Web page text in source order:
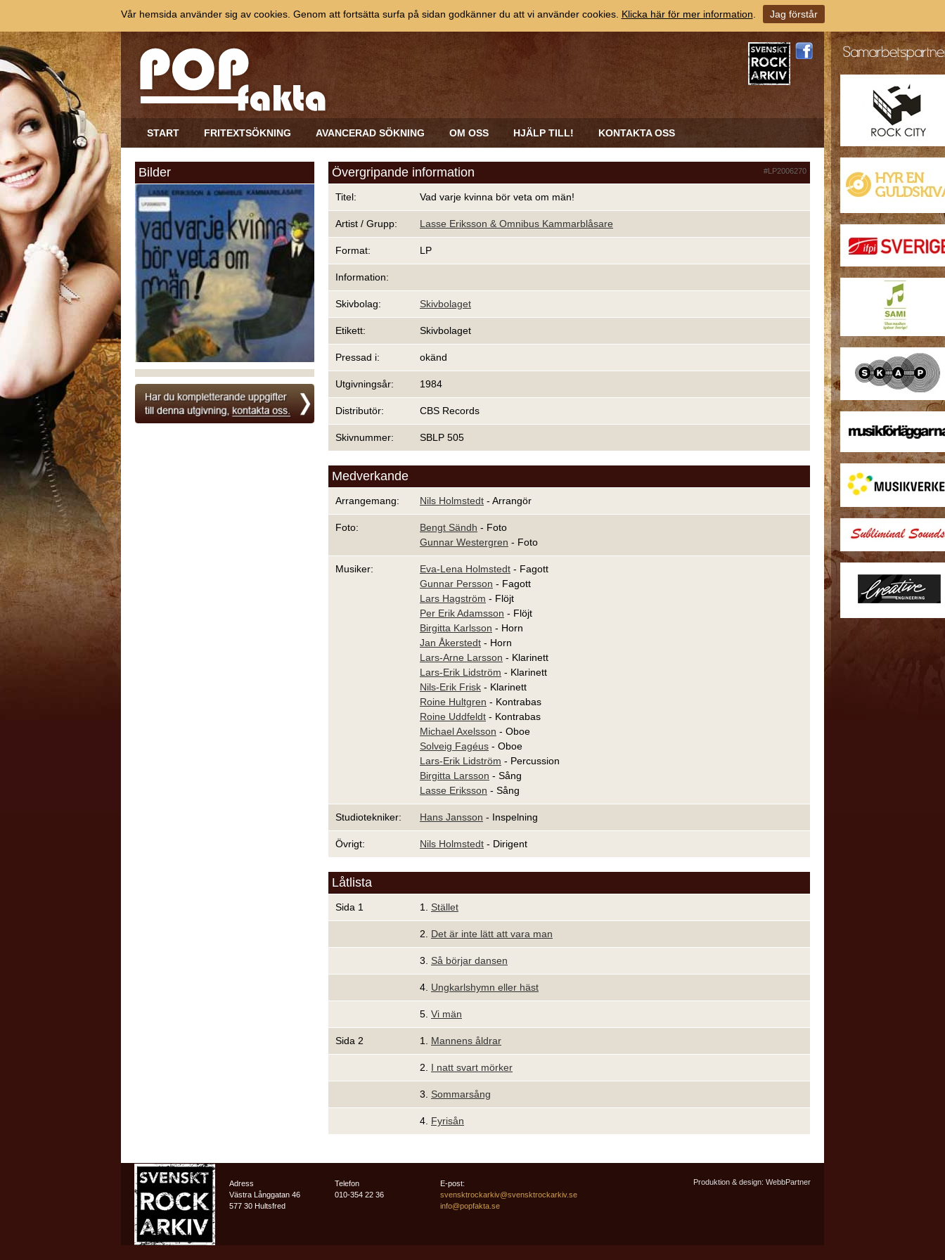
START FRITEXTSÖKNING AVANCERAD SÖKNING OM OSS HJÄLP TILL! KONTAKTA OSS
Bilder Övergripande information #LP2006270
Titel: Vad varje kvinna bör veta om män!
Artist / Grupp: Lasse Eriksson & Omnibus Kammarblåsare
Format: LP
Information:
Skivbolag: Skivbolaget
Etikett: Skivbolaget
Pressad i: okänd
Utgivningsår: 1984
Distributör: CBS Records
Skivnummer: SBLP 505
Medverkande
Arrangemang: Nils Holmstedt - Arrangör
Foto: Bengt Sändh - Foto
Gunnar Westergren - Foto
Musiker: Eva-Lena Holmstedt - Fagott
Gunnar Persson - Fagott
Lars Hagström - Flöjt
Per Erik Adamsson - Flöjt
Birgitta Karlsson - Horn
Jan Åkerstedt - Horn
Lars-Arne Larsson - Klarinett
Lars-Erik Lidström - Klarinett
Nils-Erik Frisk - Klarinett
Roine Hultgren - Kontrabas
Roine Uddfeldt - Kontrabas
Michael Axelsson - Oboe
Solveig Fagéus - Oboe
Lars-Erik Lidström - Percussion
Birgitta Larsson - Sång
Lasse Eriksson - Sång
Studiotekniker: Hans Jansson - Inspelning
Övrigt: Nils Holmstedt - Dirigent
Låtlista
Sida 1 1. Stället
2. Det är inte lätt att vara man
3. Så börjar dansen
4. Ungkarlshymn eller häst
5. Vi män
Sida 2 1. Mannens åldrar
2. I natt svart mörker
3. Sommarsång
4. Fyrisån
Adress
Västra Långgatan 46
577 30 Hultsfred
Telefon
010-354 22 36
E-post:
svensktrockarkiv@svensktrockarkiv.se
info@popfakta.se
Produktion & design: WebbPartner
Vår hemsida använder sig av cookies. Genom att fortsätta surfa på sidan godkänner du att vi använder cookies. Klicka här för mer information Jag förstår